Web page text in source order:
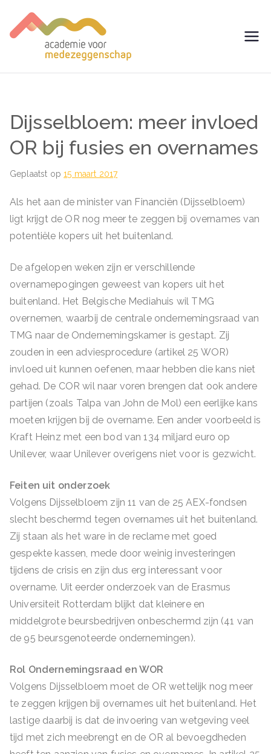
naar
de
voor
Medezegg
Dijsselbloem: meer invloed
OR bij fusies en overnames
Geplaatst op15 maart 2017
Als het aan de minister van Financiën (Dijsselbloem)
ligt krijgt de OR nog meer te zeggen bij overnames van
potentiële kopers uit het buitenland.
De afgelopen weken zijn er verschillende
overnamepogingen geweest van kopers uit het
buitenland. Het Belgische Mediahuis wil TMG
overnemen, waarbij de centrale ondernemingsraad van
TMG naar de Ondernemingskamer is gestapt. Zij
zouden in een adviesprocedure (artikel 25 WOR)
invloed uit kunnen oefenen, maar hebben die kans niet
gehad. De COR wil naar voren brengen dat ook andere
partijen (zoals Talpa van John de Mol) een eerlijke kans
moeten krijgen bij de overname. Een ander voorbeeld is
Kraft Heinz met een bod van 134 miljard euro op
Unilever, waar Unilever overigens niet voor is gezwicht.
Feiten uit onderzoek
Volgens Dijsselbloem zijn 11 van de 25 AEX-fondsen
slecht beschermd tegen overnames uit het buitenland.
Zij staan als het ware in de reclame met goed
gespekte kassen, mede door weinig investeringen
tijdens de crisis en zijn dus erg interessant voor
overname. Uit eerder onderzoek van de Erasmus
Universiteit Rotterdam blijkt dat kleinere en
middelgrote beursbedrijven onbeschermd zijn (41 van
de 95 beursgenoteerde ondernemingen).
Rol Ondernemingsraad en WOR
Volgens Dijsselbloem moet de OR wettelijk nog meer
te zeggen krijgen bij overnames uit het buitenland. Het
lastige daarbij is dat de invoering van wetgeving veel
tijd met zich meebrengt en de OR al bevoegdheden